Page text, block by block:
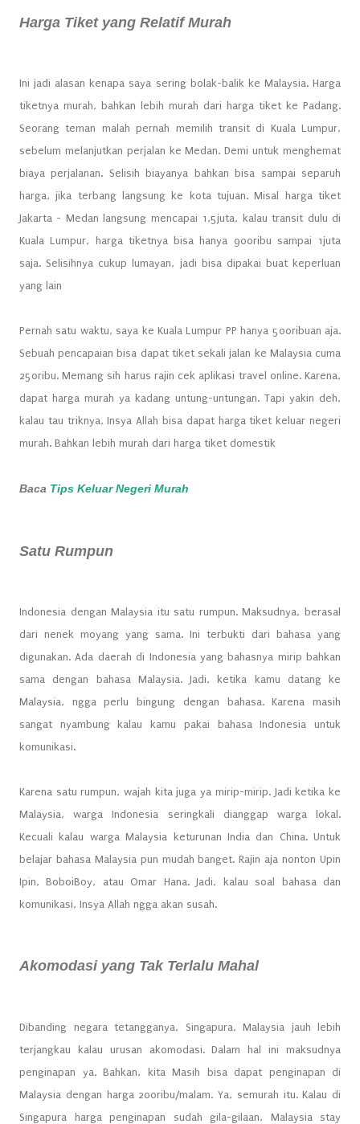
Harga Tiket yang Relatif Murah
Ini jadi alasan kenapa saya sering bolak-balik ke Malaysia. Harga
tiketnya murah, bahkan lebih murah dari harga tiket ke Padang.
Seorang teman malah pernah memilih transit di Kuala Lumpur,
sebelum melanjutkan perjalan ke Medan. Demi untuk menghemat
biaya perjalanan. Selisih biayanya bahkan bisa sampai separuh
harga, jika terbang langsung ke kota tujuan. Misal harga tiket
Jakarta - Medan langsung mencapai 1,5juta, kalau transit dulu di
Kuala Lumpur, harga tiketnya bisa hanya 900ribu sampai 1juta
saja. Selisihnya cukup lumayan, jadi bisa dipakai buat keperluan
yang lain
Pernah satu waktu, saya ke Kuala Lumpur PP hanya 500ribuan aja.
Sebuah pencapaian bisa dapat tiket sekali jalan ke Malaysia cuma
250ribu. Memang sih harus rajin cek aplikasi travel online. Karena,
dapat harga murah ya kadang untung-untungan. Tapi yakin deh,
kalau tau triknya, Insya Allah bisa dapat harga tiket keluar negeri
murah. Bahkan lebih murah dari harga tiket domestik
Baca Tips Keluar Negeri Murah
Satu Rumpun
Indonesia dengan Malaysia itu satu rumpun. Maksudnya, berasal
dari nenek moyang yang sama. Ini terbukti dari bahasa yang
digunakan. Ada daerah di Indonesia yang bahasnya mirip bahkan
sama dengan bahasa Malaysia. Jadi, ketika kamu datang ke
Malaysia, ngga perlu bingung dengan bahasa. Karena masih
sangat nyambung kalau kamu pakai bahasa Indonesia untuk
komunikasi.
Karena satu rumpun, wajah kita juga ya mirip-mirip. Jadi ketika ke
Malaysia, warga Indonesia seringkali dianggap warga lokal.
Kecuali kalau warga Malaysia keturunan India dan China. Untuk
belajar bahasa Malaysia pun mudah banget. Rajin aja nonton Upin
Ipin, BoboiBoy, atau Omar Hana. Jadi, kalau soal bahasa dan
komunikasi, Insya Allah ngga akan susah.
Akomodasi yang Tak Terlalu Mahal
Dibanding negara tetangganya, Singapura, Malaysia jauh lebih
terjangkau kalau urusan akomodasi. Dalam hal ini maksudnya
penginapan ya. Bahkan, kita Masih bisa dapat penginapan di
Malaysia dengan harga 200ribu/malam. Ya, semurah itu. Kalau di
Singapura harga penginapan sudah gila-gilaan, Malaysia stay